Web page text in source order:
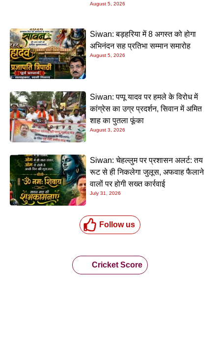
August 5, 2026
Siwan: बड़हरिया में 8 अगस्त को होगा
अभिनंदन सह प्रतिभा सम्मान समारोह
August 5, 2026
Siwan: पप्पू यादव पर हमले के विरोध में
कांग्रेस का उग्र प्रदर्शन, सिवान में अमित
शाह का पुतला फूंका
August 3, 2026
Siwan: चेहल्लुम पर प्रशासन अलर्ट: तय
रूट से ही निकलेगा जुलूस, अफवाह फैलाने
वालों पर होगी सख्त कार्रवाई
July 31, 2026
Follow us
Cricket Score